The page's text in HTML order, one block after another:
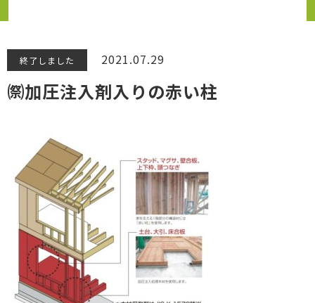
終了しました 2021.07.29
㉀加圧注入剤入りの赤い柱